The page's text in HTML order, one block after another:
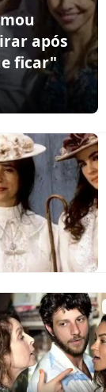
após
ficar"